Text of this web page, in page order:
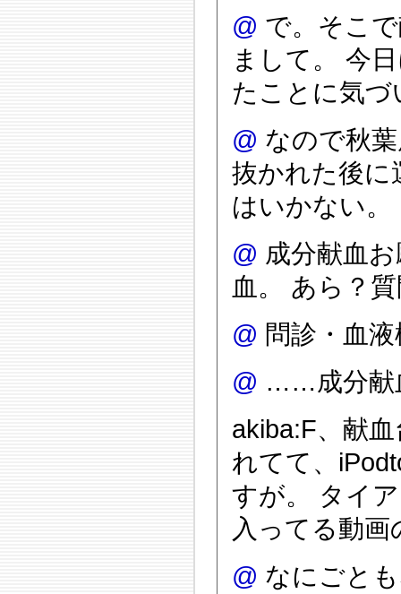
@ で。そこ
まして。 今
たことに気
@ なので秋
抜かれた後に
はいかない。
@ 成分献血
血。 あら？
@ 問診・血
@ ……成分献
akiba:F、献
れてて、
すが。 タイ
入ってる動
@ なにごと